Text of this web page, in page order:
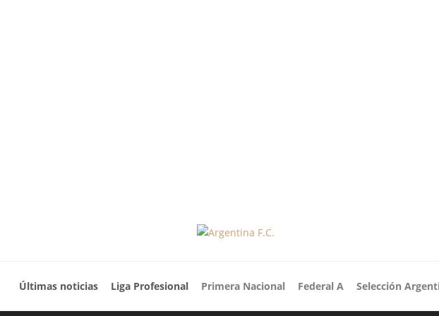
Últimas noticias Liga Profesional Primera Nacional Federal A Selección